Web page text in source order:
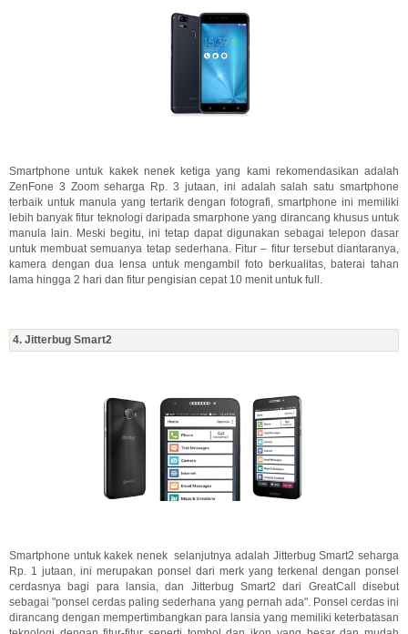
Smartphone untuk kakek nenek ketiga yang kami rekomendasikan adalah
ZenFone 3 Zoom seharga Rp. 3 jutaan, ini adalah salah satu smartphone
terbaik untuk manula yang tertarik dengan fotografi, smartphone ini memiliki
lebih banyak fitur teknologi daripada smarphone yang dirancang khusus untuk
manula lain. Meski begitu, ini tetap dapat digunakan sebagai telepon dasar
untuk membuat semuanya tetap sederhana. Fitur – fitur tersebut diantaranya,
kamera dengan dua lensa untuk mengambil foto berkualitas, baterai tahan
lama hingga 2 hari dan fitur pengisian cepat 10 menit untuk full.
4. Jitterbug Smart2
Smartphone untuk kakek nenek selanjutnya adalah Jitterbug Smart2 seharga
Rp. 1 jutaan, ini merupakan ponsel dari merk yang terkenal dengan ponsel
cerdasnya bagi para lansia, dan Jitterbug Smart2 dari GreatCall disebut
sebagai "ponsel cerdas paling sederhana yang pernah ada". Ponsel cerdas ini
dirancang dengan mempertimbangkan para lansia yang memiliki keterbatasan